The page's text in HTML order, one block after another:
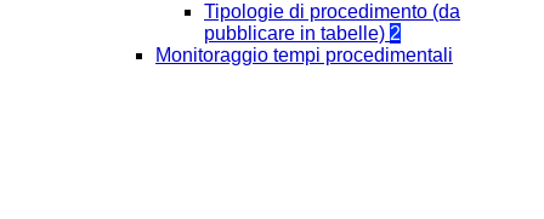
Tipologie di procedimento (da
pubblicare in tabelle) 2
Monitoraggio tempi procedimentali